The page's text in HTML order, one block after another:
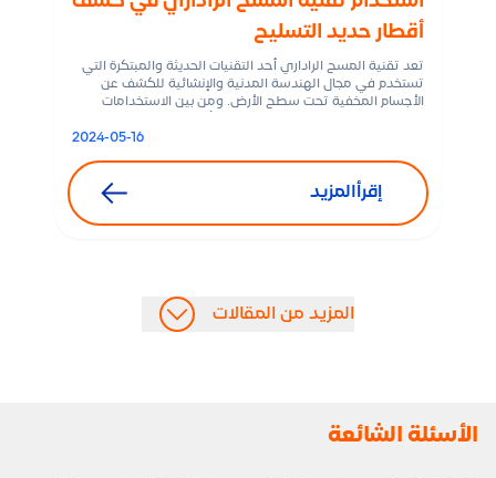
أقطار حديد التسليح
تعد تقنية المسح الراداري أحد التقنيات الحديثة والمبتكرة التي
تستخدم في مجال الهندسة المدنية والإنشائية للكشف عن
الأجسام المخفية تحت سطح الأرض. ومن بين الاستخدامات
الهياكل الخرسانية، وهو موضوع يثير اهتمام العديد من2024-05-16
إقرأالمزيد
المزيد من المقالات
الأسئلة الشائعة